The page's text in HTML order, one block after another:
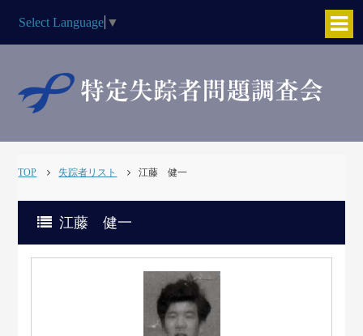
Select Language ▼
TOP 失踪者リスト 江藤 健一
江藤 健一